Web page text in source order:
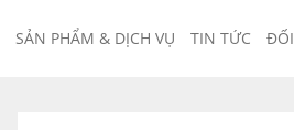
SẢN PHẨM & DỊCH VỤ TIN TỨC